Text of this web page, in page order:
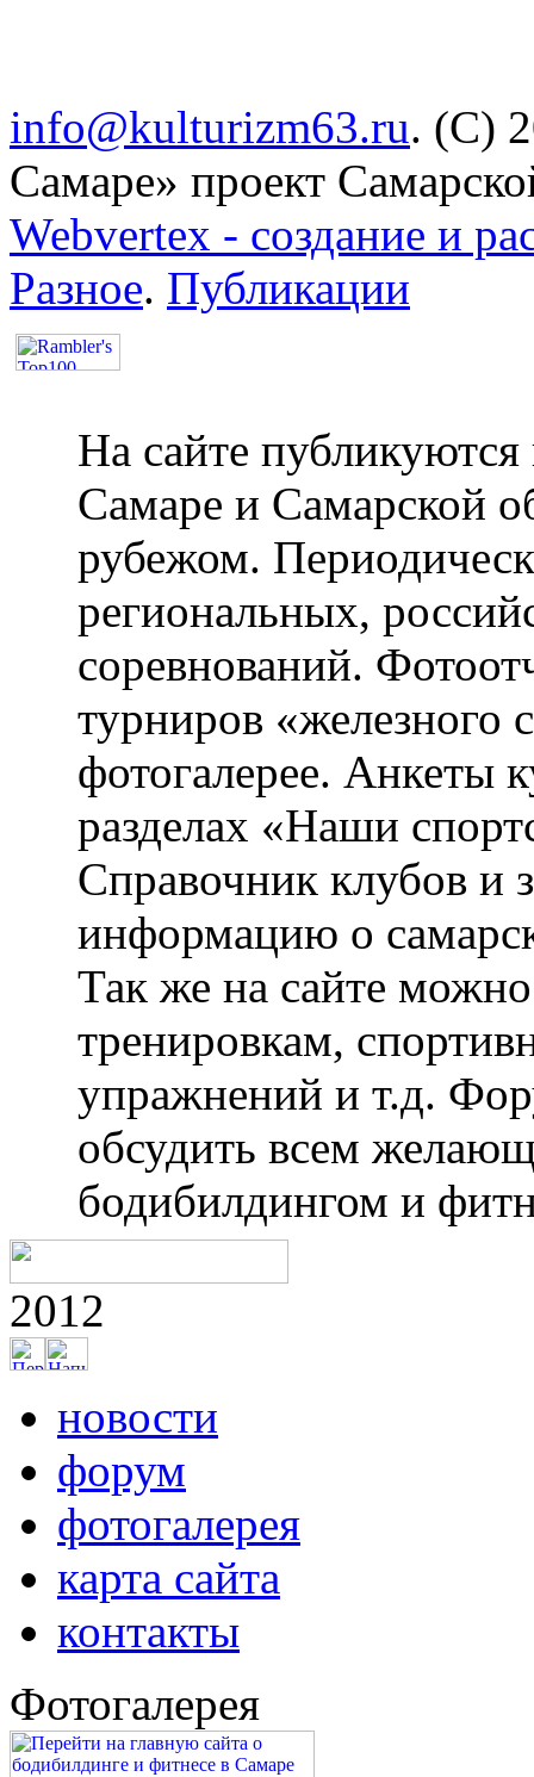
info@kulturizm63.ru. (C)
Самаре» проект
Webvertex - создание и
Разное. Публикации
На сайте публикуются
Самаре и Самарской
рубежом.
региональных,
соревнований.
турниров «железного
фотогалерее. Анкеты
разделах «Наши
Справочник клубов и
информацию о
Так же на сайте
тренировкам,
упражнений и т.д.
обсудить всем
бодибилдингом и
2012
новости
форум
фотогалерея
карта сайта
контакты
Фотогалерея